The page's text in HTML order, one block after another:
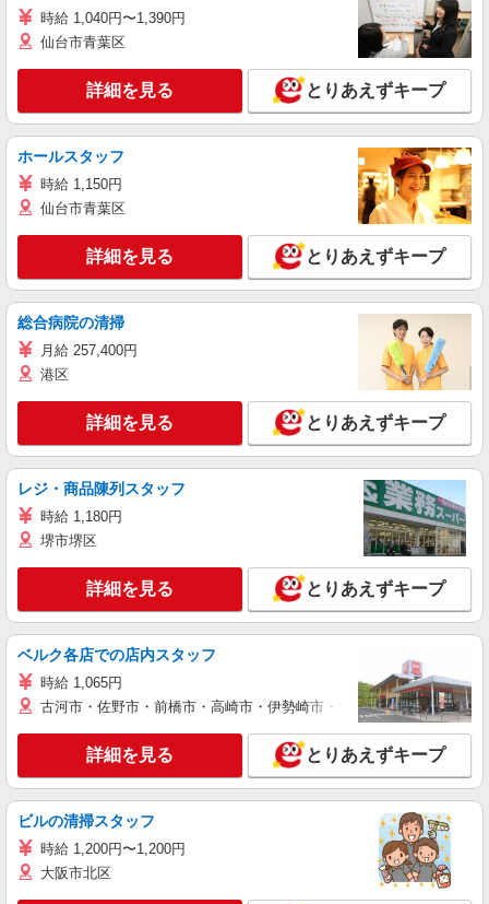
時給 1,040円〜1,390円
仙台市青葉区
詳細を見る とりあえずキープ
ホールスタッフ
時給 1,150円
仙台市青葉区
詳細を見る とりあえずキープ
総合病院の清掃
月給 257,400円
港区
詳細を見る とりあえずキープ
レジ・商品陳列スタッフ
時給 1,180円
堺市堺区
詳細を見る とりあえずキープ
ベルク各店での店内スタッフ
時給 1,065円
古河市・佐野市・前橋市・高崎市・伊勢崎市・太田市・館林市・藤
詳細を見る とりあえずキープ
ビルの清掃スタッフ
時給 1,200円〜1,200円
大阪市北区